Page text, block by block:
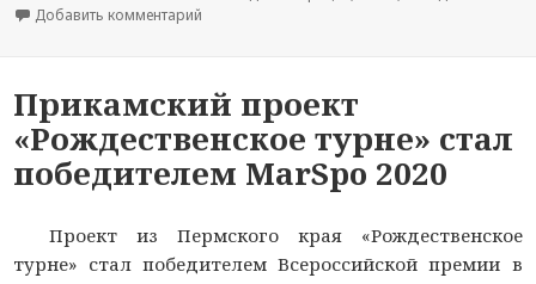
Добавить комментарий
Прикамский проект
«Рождественское турне» стал
победителем MarSpo 2020
Проект из Пермского края «Рождественское
турне» стал победителем Всероссийской премии в